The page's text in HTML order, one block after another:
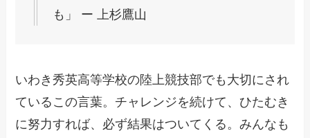
も」 ー 上杉鷹山
いわき秀英高等学校の陸上競技部でも大切にされ
ているこの言葉。チャレンジを続けて、ひたむき
に努力すれば、必ず結果はついてくる。みんなも